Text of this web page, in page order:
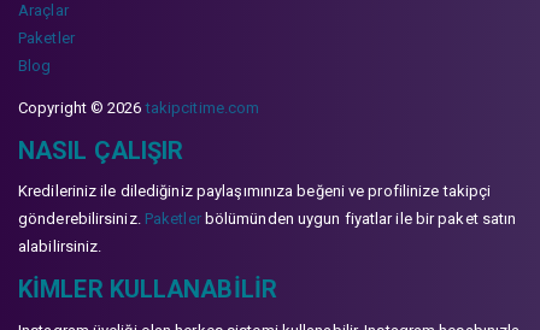
Araçlar
Paketler
Blog
Copyright © 2026takipcitime.com
NASIL ÇALIŞIR
Kredileriniz ile dilediğiniz paylaşımınıza beğeni ve profilinize takipçi
gönderebilirsiniz. Paketlerbölümünden uygun fiyatlar ile bir paket satın
alabilirsiniz.
KIMLER KULLANABILIR